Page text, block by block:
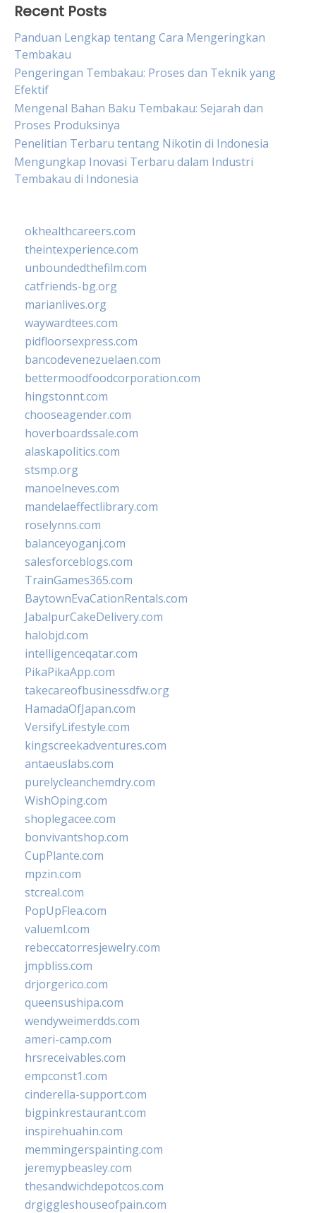
Recent Posts
Panduan Lengkap tentang Cara Mengeringkan
Tembakau
Pengeringan Tembakau: Proses dan Teknik yang
Efektif
Mengenal Bahan Baku Tembakau: Sejarah dan
Proses Produksinya
Penelitian Terbaru tentang Nikotin di Indonesia
Mengungkap Inovasi Terbaru dalam Industri
Tembakau di Indonesia
okhealthcareers.com
theintexperience.com
unboundedthefilm.com
catfriends-bg.org
marianlives.org
waywardtees.com
pidfloorsexpress.com
bancodevenezuelaen.com
bettermoodfoodcorporation.com
hingstonnt.com
chooseagender.com
hoverboardssale.com
alaskapolitics.com
stsmp.org
manoelneves.com
mandelaeffectlibrary.com
roselynns.com
balanceyoganj.com
salesforceblogs.com
TrainGames365.com
BaytownEvaCationRentals.com
JabalpurCakeDelivery.com
halobjd.com
intelligenceqatar.com
PikaPikaApp.com
takecareofbusinessdfw.org
HamadaOfJapan.com
VersifyLifestyle.com
kingscreekadventures.com
antaeuslabs.com
purelycleanchemdry.com
WishOping.com
shoplegacee.com
bonvivantshop.com
CupPlante.com
mpzin.com
stcreal.com
PopUpFlea.com
valueml.com
rebeccatorresjewelry.com
jmpbliss.com
drjorgerico.com
queensushipa.com
wendyweimerdds.com
ameri-camp.com
hrsreceivables.com
empconst1.com
cinderella-support.com
bigpinkrestaurant.com
inspirehuahin.com
memmingerspainting.com
jeremypbeasley.com
thesandwichdepotcos.com
drgiggleshouseofpain.com